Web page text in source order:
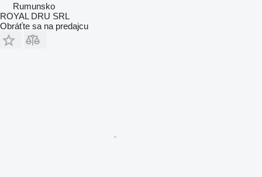
Rumunsko
ROYAL DRU SRL
Obráťte sa na predajcu